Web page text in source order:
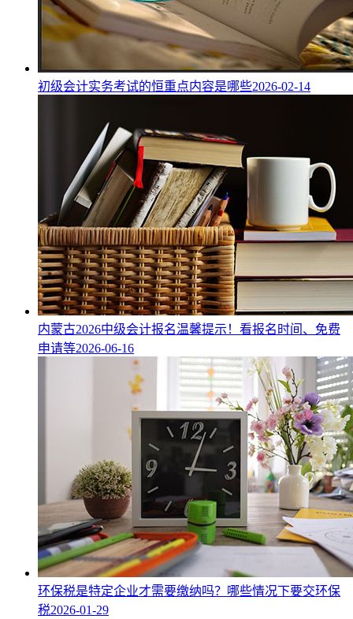
初级会计实务考试的恒重点内容是哪些2026-02-14
内蒙古2026中级会计报名温馨提示！看报名时间、免费
申请等2026-06-16
环保税是特定企业才需要缴纳吗？哪些情况下要交环保
税2026-01-29